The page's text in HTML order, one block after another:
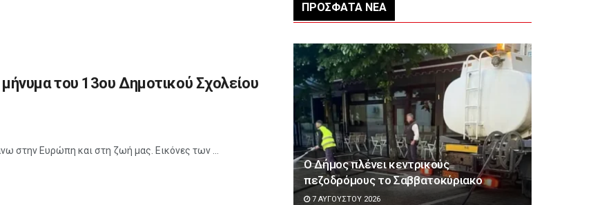
του 13ου Δημοτικού Σχολείου
στην Ευρώπη και στη ζωή μας. Εικόνες των ...
ΠΡΌΣΦΑΤΑ ΝΈΑ
Ο Δήμος πλένει κεντρικούς
πεζοδρόμους το Σαββατοκύριακο
7 ΑΥΓΟΎΣΤΟΥ 2026